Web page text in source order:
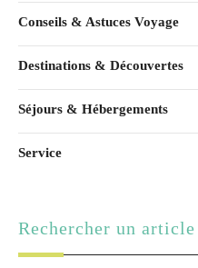
Conseils & Astuces Voyage
Destinations & Découvertes
Séjours & Hébergements
Service
Rechercher un article